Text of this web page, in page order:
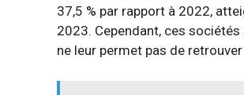
37,5 % par rapport à 2022,
2023. Cependant, ces
ne leur permet pas de